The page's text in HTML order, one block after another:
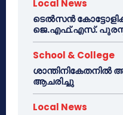
Local News
ടെൽസൻ
ജെ.എഫ്.എസ്.
School & College
ശാന്തിനികേതനിൽ
ആചരിച്ചു
Local News